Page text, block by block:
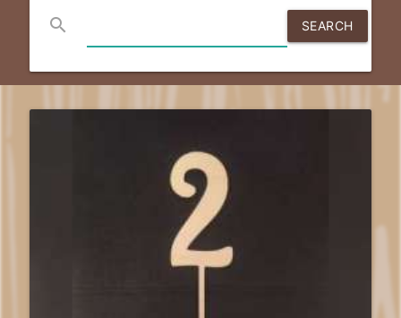
search SEARCH